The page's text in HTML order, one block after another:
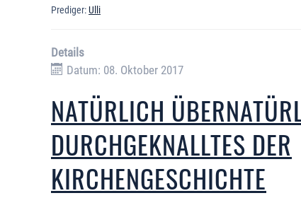
Prediger:Ulli
Details
Datum: 08. Oktober 2017
NATÜRLICH
DURCHGEKNALLTES DER
KIRCHENGESCHICHTE